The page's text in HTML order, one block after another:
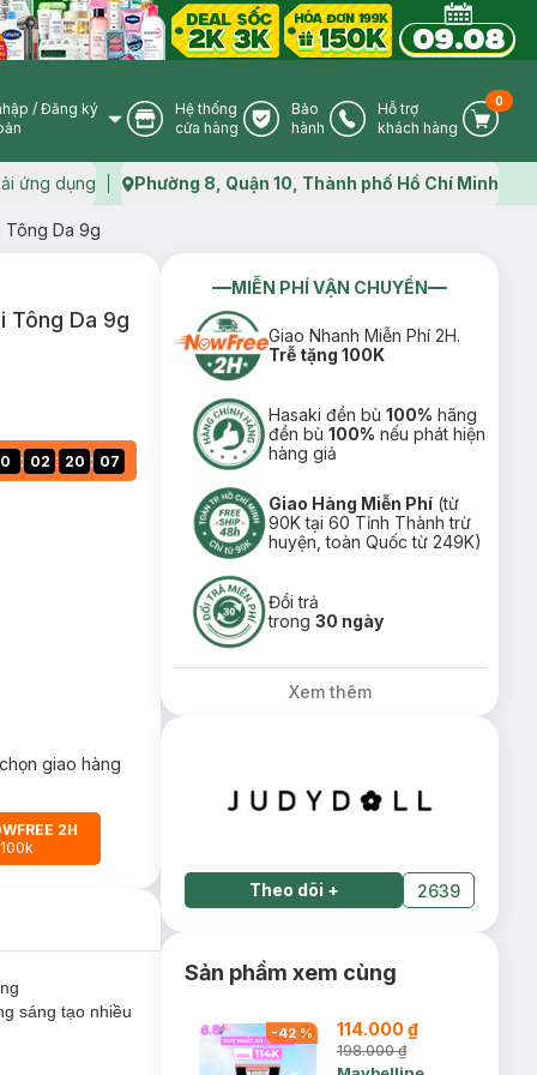
User Icon
/ Đăng ký
Store Icon
Hệ thống
cửa hàng
Warranty Icon
Bảo
hành
Phone Icon
Hỗ trợ
khách hàng
Cart
0
ứng dụng Map icon
Phường 8, Quận 10, Thành phố Hồ Chí Minh
Tông Da 9g
Tông Da 9g
0 : 02 : 20 : 06
giao hàng
2H
sáng tạo nhiều
MIỄN PHÍ VẬN CHUYỂN
Giao Nhanh Miễn Phí 2H.
Trễ tặng 100K
Hasaki đền bù100% hãng
đền bù100% nếu phát hiện
hàng giả
Giao Hàng Miễn Phí (từ
90K tại 60 Tỉnh Thành trừ
huyện, toàn Quốc từ 249K)
Đổi trả
trong30 ngày
Xem thêm
Theo dõi + 2639
Sản phẩm xem cùng
-42% 114.000 ₫
198.000 ₫